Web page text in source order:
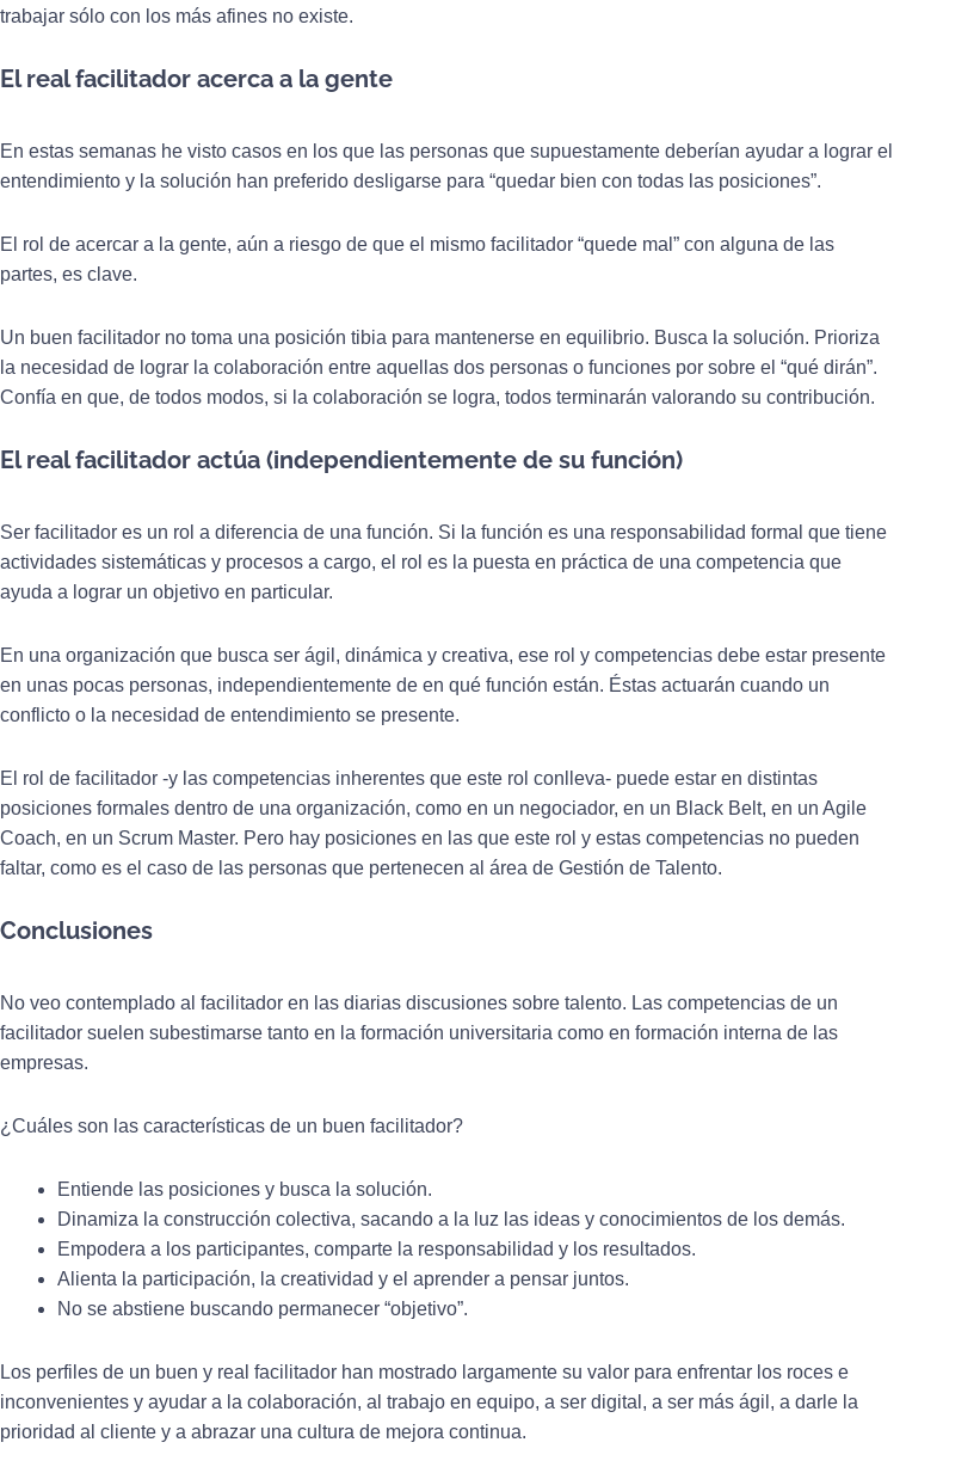
trabajar sólo con los más afines no existe.
El real facilitador acerca a la gente
En estas semanas he visto casos en los que las personas que supuestamente deberían ayudar a lograr el
entendimiento y la solución han preferido desligarse para “quedar bien con todas las posiciones”.
El rol de acercar a la gente, aún a riesgo de que el mismo facilitador “quede mal” con alguna de las
partes, es clave.
Un buen facilitador no toma una posición tibia para mantenerse en equilibrio. Busca la solución. Prioriza
la necesidad de lograr la colaboración entre aquellas dos personas o funciones por sobre el “qué dirán”.
Confía en que, de todos modos, si la colaboración se logra, todos terminarán valorando su contribución.
El real facilitador actúa (independientemente de su función)
Ser facilitador es un rol a diferencia de una función. Si la función es una responsabilidad formal que tiene
actividades sistemáticas y procesos a cargo, el rol es la puesta en práctica de una competencia que
ayuda a lograr un objetivo en particular.
En una organización que busca ser ágil, dinámica y creativa, ese rol y competencias debe estar presente
en unas pocas personas, independientemente de en qué función están. Éstas actuarán cuando un
conflicto o la necesidad de entendimiento se presente.
El rol de facilitador -y las competencias inherentes que este rol conlleva- puede estar en distintas
posiciones formales dentro de una organización, como en un negociador, en un Black Belt, en un Agile
Coach, en un Scrum Master. Pero hay posiciones en las que este rol y estas competencias no pueden
faltar, como es el caso de las personas que pertenecen al área de Gestión de Talento.
Conclusiones
No veo contemplado al facilitador en las diarias discusiones sobre talento. Las competencias de un
facilitador suelen subestimarse tanto en la formación universitaria como en formación interna de las
empresas.
¿Cuáles son las características de un buen facilitador?
Entiende las posiciones y busca la solución.
Dinamiza la construcción colectiva, sacando a la luz las ideas y conocimientos de los demás.
Empodera a los participantes, comparte la responsabilidad y los resultados.
Alienta la participación, la creatividad y el aprender a pensar juntos.
No se abstiene buscando permanecer “objetivo”.
Los perfiles de un buen y real facilitador han mostrado largamente su valor para enfrentar los roces e
inconvenientes y ayudar a la colaboración, al trabajo en equipo, a ser digital, a ser más ágil, a darle la
prioridad al cliente y a abrazar una cultura de mejora continua.